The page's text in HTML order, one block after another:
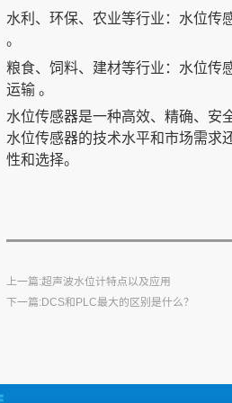
雷达水位计 雷达水位计
水利、环保、农业等行业：水位传
。
粮食、饲料、建材等行业：水位传
运输 。
水位传感器是一种高效、精确、安
水位传感器的技术水平和市场需求
性和选择。
上一篇:超声波水位计特点以及应用
下一篇:DCS和PLC最大的区别是什么？